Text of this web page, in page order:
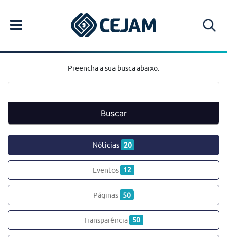
Preencha a sua busca abaixo.
Nóticias 20
Eventos 12
Páginas 50
Transparência 50